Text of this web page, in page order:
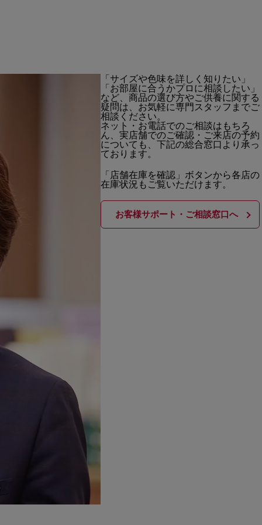
「サイズや色味を詳しく知りたい」
「お部屋に合うかプロに相談したい」
など、商品の選び方やご供養に関する
疑問は、お気軽に専門スタッフまでご
相談ください。
ネット・お電話でのご相談はもちろ
ん、実店舗でのご確認・ご来店の予約
についても、下記の総合窓口より承っ
ております。
「店舗在庫を確認」ボタンから各店の
在庫状況もご覧いただけます。
お客様サポート・ご相談窓口へ